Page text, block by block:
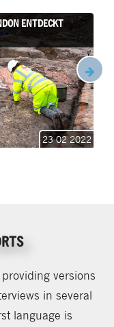
ENTDECKT (
23 02 2022
versions
in several
language is